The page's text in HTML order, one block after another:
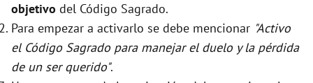
objetivo del Código Sagrado.
Para empezar a activarlo se debe mencionar "Activo
el Código Sagrado para manejar el duelo y la pérdida
de un ser querido".